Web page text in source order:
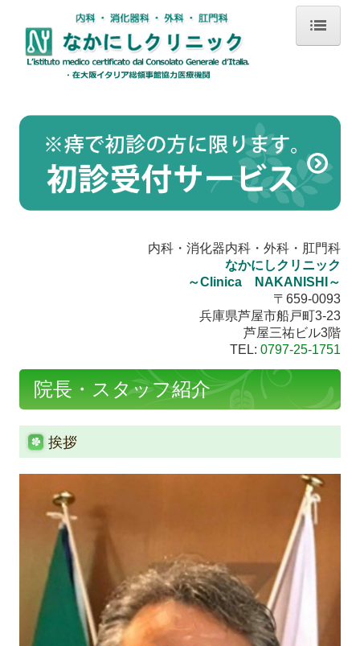
ホーム
院長・スタッフ紹介
診療案内
当院施設
地図、交通案内
お知らせ
個人情報保護方針
令和8年6月以降の診療について
オンライン診療
内科・消化器内科・外科・肛門科
なかにしクリニック
～Clinica NAKANISHI～
〒659-0093
兵庫県芦屋市船戸町3-23
芦屋三祐ビル3階
TEL: 0797-25-1751
院長・スタッフ紹介
挨拶